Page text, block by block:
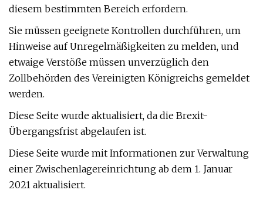
diesem bestimmten Bereich erfordern.
Sie müssen geeignete Kontrollen durchführen, um
Hinweise auf Unregelmäßigkeiten zu melden, und
etwaige Verstöße müssen unverzüglich den
Zollbehörden des Vereinigten Königreichs gemeldet
werden.
Diese Seite wurde aktualisiert, da die Brexit-
Übergangsfrist abgelaufen ist.
Diese Seite wurde mit Informationen zur Verwaltung
einer Zwischenlagereinrichtung ab dem 1. Januar
2021 aktualisiert.